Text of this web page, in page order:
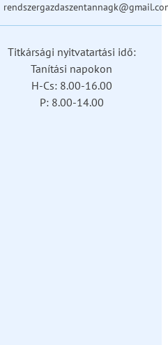
Titkársági nyitvatartási idő:
Tanítási napokon
H-Cs: 8.00-16.00
P: 8.00-14.00